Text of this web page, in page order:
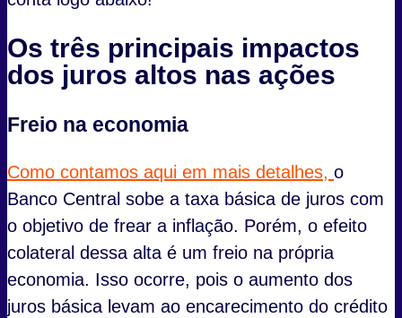
Os três principais impactos
dos juros altos nas ações
Freio na economia
Como contamos aqui em mais detalhes, o
Banco Central sobe a taxa básica de juros com
o objetivo de frear a inflação. Porém, o efeito
colateral dessa alta é um freio na própria
economia. Isso ocorre, pois o aumento dos
juros básica levam ao encarecimento do crédito